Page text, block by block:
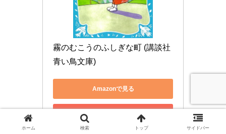
霧のむこうのふしぎな町 (講談社
青い鳥文庫)
Amazonで見る
ホーム 検索 トップ サイドバー